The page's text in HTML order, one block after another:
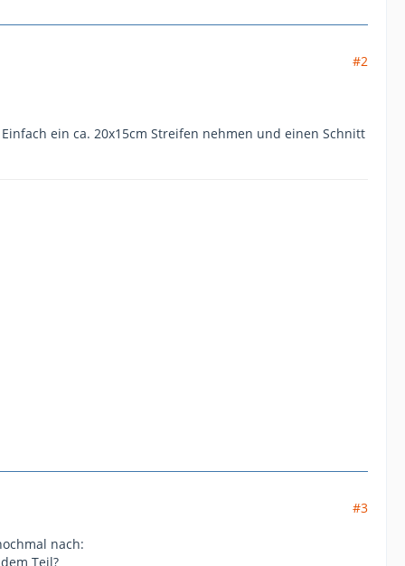
#2
ein ca. 20x15cm Streifen nehmen und einen Schnitt
#3
nach:
Teil?